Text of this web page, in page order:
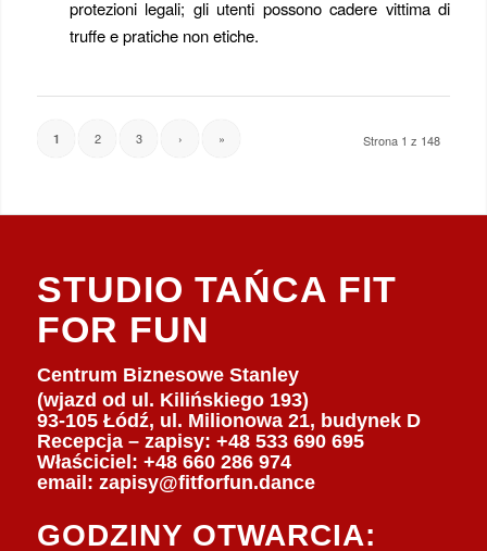
protezioni legali; gli utenti possono cadere vittima di
truffe e pratiche non etiche.
Strona 1 z 148
1 2 3 › »
STUDIO TAŃCA FIT
FOR FUN
Centrum Biznesowe Stanley
(wjazd od ul. Kilińskiego 193)
93-105 Łódź, ul. Milionowa 21, budynek D
Recepcja – zapisy: +48 533 690 695
Właściciel: +48 660 286 974
email: zapisy@fitforfun.dance
GODZINY OTWARCIA: